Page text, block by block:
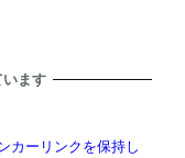
ます
カーリンクを保持し